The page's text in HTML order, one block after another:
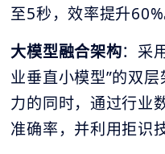
至5秒，效率提升60%
大模型融合架构：采
业垂直小模型”的双
力的同时，通过行业
准确率，并利用拒识